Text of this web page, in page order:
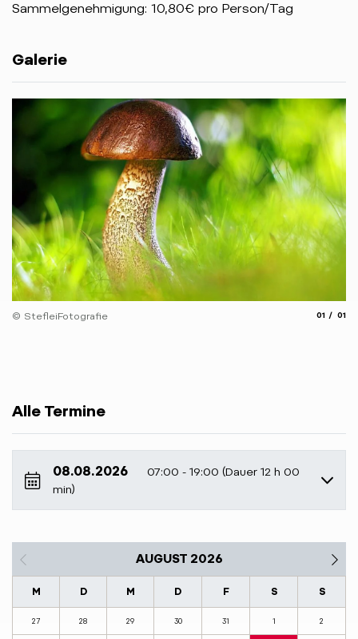
Sammelgenehmigung: 10,80€ pro Person/Tag
Galerie
© StefleiFotografie 01 01
Alle Termine
08.08.2026
07:00 - 19:00 (Dauer 12 h 00
min)
AUGUST 2026
M D M D F S S
27 28 29 30 31 1 2